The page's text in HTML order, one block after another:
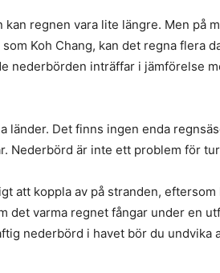
kan regnen vara lite längre. Men på
Koh Chang, kan det regna flera
nederbörden inträffar i jämförelse
länder. Det finns ingen enda
Nederbörd är inte ett problem för
att koppla av på stranden,
det varma regnet fångar under en
nederbörd i havet bör du